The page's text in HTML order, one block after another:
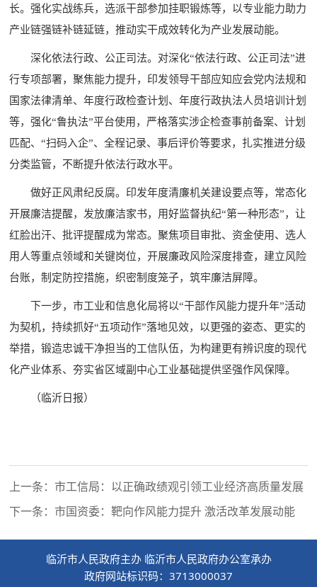
长。强化实战练兵，选派干部参加挂职锻炼等，以专业能力助力
产业链强链补链延链，推动实干成效转化为产业发展动能。
深化依法行政、公正司法。对深化“依法行政、公正司法”进
行专项部署，聚焦能力提升，印发领导干部应知应会党内法规和
国家法律清单、年度行政检查计划、年度行政执法人员培训计划
等，强化“鲁执法”平台使用，严格落实涉企检查事前备案、计划
匹配、“扫码入企”、全程记录、事后评价等要求，扎实推进分级
分类监管，不断提升依法行政水平。
做好正风肃纪反腐。印发年度清廉机关建设要点等，常态化
开展廉洁提醒，发放廉洁家书，用好监督执纪“第一种形态”，让
红脸出汗、批评提醒成为常态。聚焦项目审批、资金使用、选人
用人等重点领域和关键岗位，开展廉政风险深度排查，建立风险
台账，制定防控措施，织密制度笼子，筑牢廉洁屏障。
下一步，市工业和信息化局将以“干部作风能力提升年”活动
为契机，持续抓好“五项动作”落地见效，以更强的姿态、更实的
举措，锻造忠诚干净担当的工信队伍，为构建更有辨识度的现代
化产业体系、夯实省区域副中心工业基础提供坚强作风保障。
（临沂日报）
上一条：市工信局：以正确政绩观引领工业经济高质量发展
下一条：市国资委：靶向作风能力提升 激活改革发展动能
临沂市人民政府主办 临沂市人民政府办公室承办
政府网站标识码：3713000037